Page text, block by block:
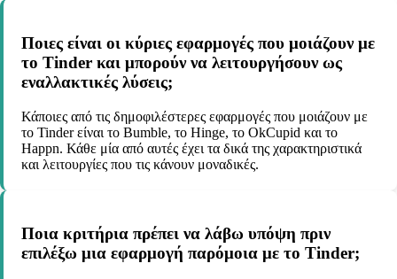
Ποιες είναι οι κύριες εφαρμογές που μοιάζουν με
το Tinder και μπορούν να λειτουργήσουν ως
εναλλακτικές λύσεις;
Κάποιες από τις δημοφιλέστερες εφαρμογές που μοιάζουν με
το Tinder είναι το Bumble, το Hinge, το OkCupid και το
Happn. Κάθε μία από αυτές έχει τα δικά της χαρακτηριστικά
και λειτουργίες που τις κάνουν μοναδικές.
Ποια κριτήρια πρέπει να λάβω υπόψη πριν
επιλέξω μια εφαρμογή παρόμοια με το Tinder;